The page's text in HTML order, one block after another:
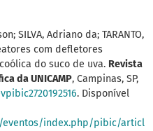
SILVA, Adriano da; TARANTO,
com defletores
do suco de uva. Revista
da UNICAMP, Campinas, SP,
. Disponível
eventos/index.php/pibic/articl